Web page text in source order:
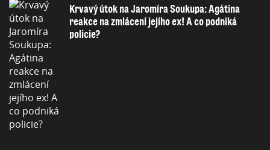
Krvavý útok na Jaromíra Soukupa: Agátina
reakce na zmlácení jejího ex! A co podniká
policie?